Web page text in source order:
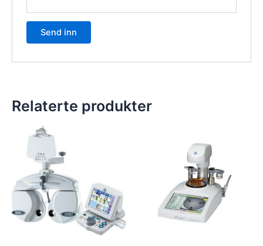
Relaterte produkter